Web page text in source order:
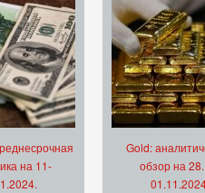
на 11-
Gold:
обзор на